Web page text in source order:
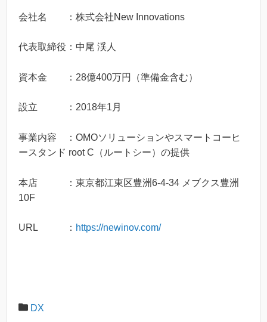
会社名 ：株式会社New Innovations
代表取締役：中尾 渓人
資本金 ：28億400万円（準備金含む）
設立 ：2018年1月
事業内容 ：OMOソリューションやスマートコーヒ
ースタンド root C（ルートシー）の提供
本店 ：東京都江東区豊洲6-4-34 メブクス豊洲
10F
URL ： https://newinov.com/
DX